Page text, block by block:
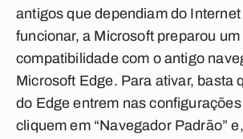
antigos que dependiam do
funcionar, a Microsoft preparou um
compatibilidade com o antigo
Microsoft Edge. Para ativar, basta
do Edge entrem nas
cliquem em “Navegador Padrão”